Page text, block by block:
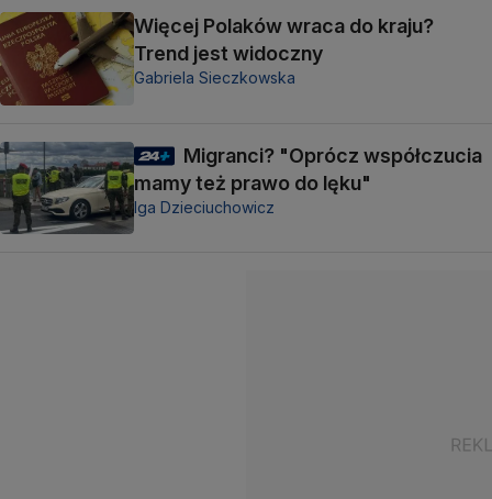
Więcej Polaków wraca do kraju?
Trend jest widoczny
Gabriela Sieczkowska
Migranci? "Oprócz współczucia
mamy też prawo do lęku"
Iga Dzieciuchowicz